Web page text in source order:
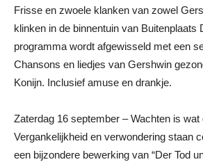
Frisse en zwoele klanken van zowel
klinken in de binnentuin van Buitenplaats
programma wordt afgewisseld met een
Chansons en liedjes van Gershwin
Konijn. Inclusief amuse en drankje.
Zaterdag 16 september – Wachten is
Vergankelijkheid en verwondering staan
een bijzondere bewerking van “Der Tod